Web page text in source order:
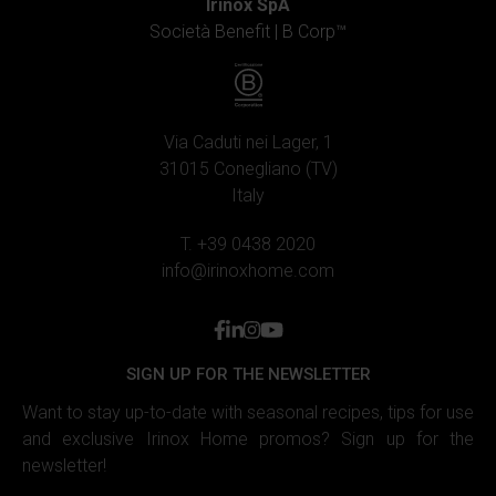
Irinox SpA
Società Benefit | B Corp™
Via Caduti nei Lager, 1
31015 Conegliano (TV)
Italy
T. +39 0438 2020
info@irinoxhome.com
facebook
linkedin
instagram
youtube
SIGN UP FOR THE NEWSLETTER
Want to stay up-to-date with seasonal recipes, tips for use
and exclusive Irinox Home promos? Sign up for the
newsletter!